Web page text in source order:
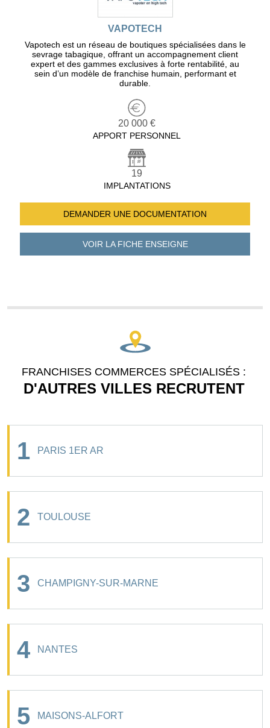
VAPOTECH
Vapotech est un réseau de boutiques spécialisées dans le
sevrage tabagique, offrant un accompagnement client
expert et des gammes exclusives à forte rentabilité, au
sein d’un modèle de franchise humain, performant et
durable.
20 000 €
APPORT PERSONNEL
19
IMPLANTATIONS
DEMANDER UNE DOCUMENTATION
VOIR LA FICHEENSEIGNE
FRANCHISES COMMERCES SPÉCIALISÉS :
D'AUTRES VILLES RECRUTENT
1 PARIS 1ER AR
2 TOULOUSE
3 CHAMPIGNY-SUR-MARNE
4 NANTES
5 MAISONS-ALFORT